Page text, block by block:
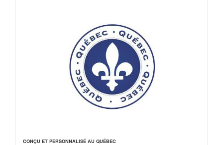
CONÇU ET PERSONNALISÉ AU QUÉBEC